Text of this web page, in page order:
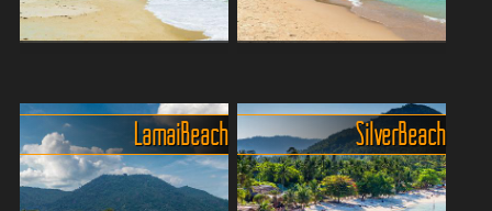
Feinster Sand, türkisblaues
Wasser, vibey Beachbars
und nachts ein Hauch von
Ibiza – Chaweng ist alles,
Wer Koh Samui kennt, hat
sicher schon vom quirligen
Chaweng Beach gehört –
aber nur wenige kennen
Lamai Beach Silver Beach